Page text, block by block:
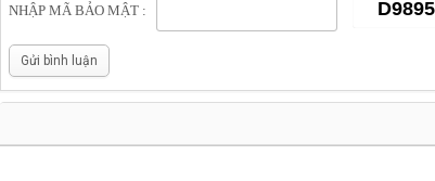
NHẬP MÃ BẢO MẬT :
Gửi bình luận